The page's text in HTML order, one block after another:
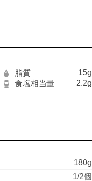
脂質
15g
食塩相当量 2.2g
180g
1/2個